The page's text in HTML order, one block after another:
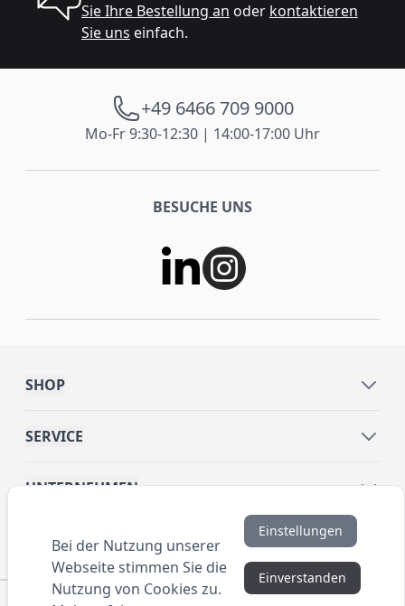
Sie Ihre Bestellung an oder kontaktieren
Sie uns einfach.
+49 6466 709 9000
Mo-Fr 9:30-12:30 | 14:00-17:00 Uhr
BESUCHE UNS
SHOP
SERVICE
UNTERNEHMEN
INFORMATIONEN
Bei der Nutzung unserer
Webseite stimmen Sie die
Nutzung von Cookies zu.
Einstellungen
Einverstanden